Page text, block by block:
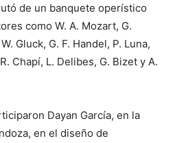
de un banquete operístico
como W. A. Mozart, G.
Gluck, G. F. Handel, P. Luna,
Chapí, L. Delibes, G. Bizet y A.
Dayan García, en la
en el diseño de